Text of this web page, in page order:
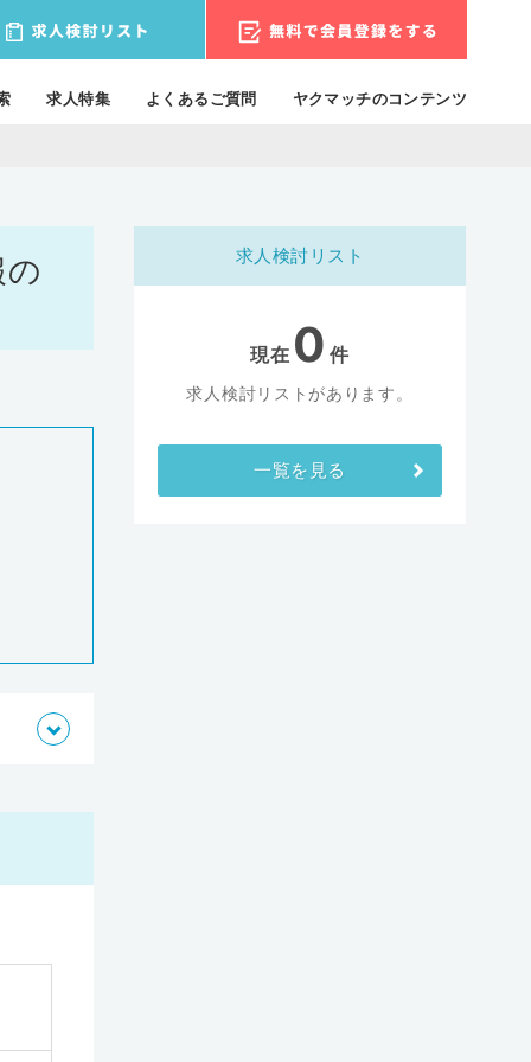
求人特集 よくあるご質問 ヤクマッチのコンテンツ
求人検討リスト
現在 0 件
求人検討リストがあります。
一覧を見る